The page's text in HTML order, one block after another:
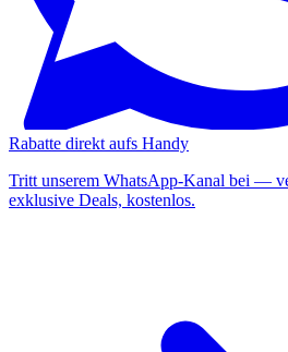
Rabatte direkt aufs Handy
Tritt unserem WhatsApp-Kanal bei —
exklusive Deals, kostenlos.